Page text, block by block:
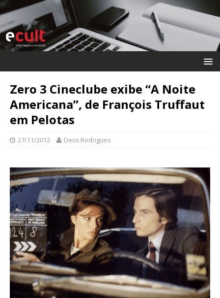
Zero 3 Cineclube exibe “A Noite
Americana”, de François Truffaut
em Pelotas
27/11/2012 Deco Rodrigues